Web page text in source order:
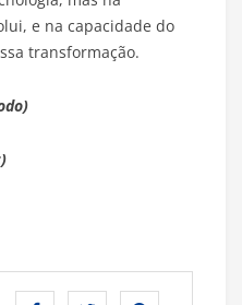
e na capacidade do
transformação.